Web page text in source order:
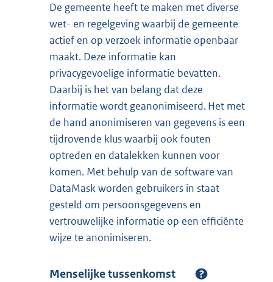
De gemeente heeft te maken met diverse
wet- en regelgeving waarbij de gemeente
actief en op verzoek informatie openbaar
maakt. Deze informatie kan
privacygevoelige informatie bevatten.
Daarbij is het van belang dat deze
informatie wordt geanonimiseerd. Het met
de hand anonimiseren van gegevens is een
tijdrovende klus waarbij ook fouten
optreden en datalekken kunnen voor
komen. Met behulp van de software van
DataMask worden gebruikers in staat
gesteld om persoonsgegevens en
vertrouwelijke informatie op een efficiënte
wijze te anonimiseren.
Menselijke tussenkomst